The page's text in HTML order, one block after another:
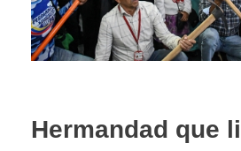
Hermandad que